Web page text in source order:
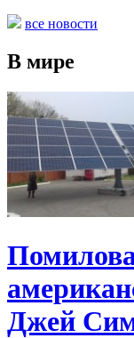
все новости
В мире
Джей